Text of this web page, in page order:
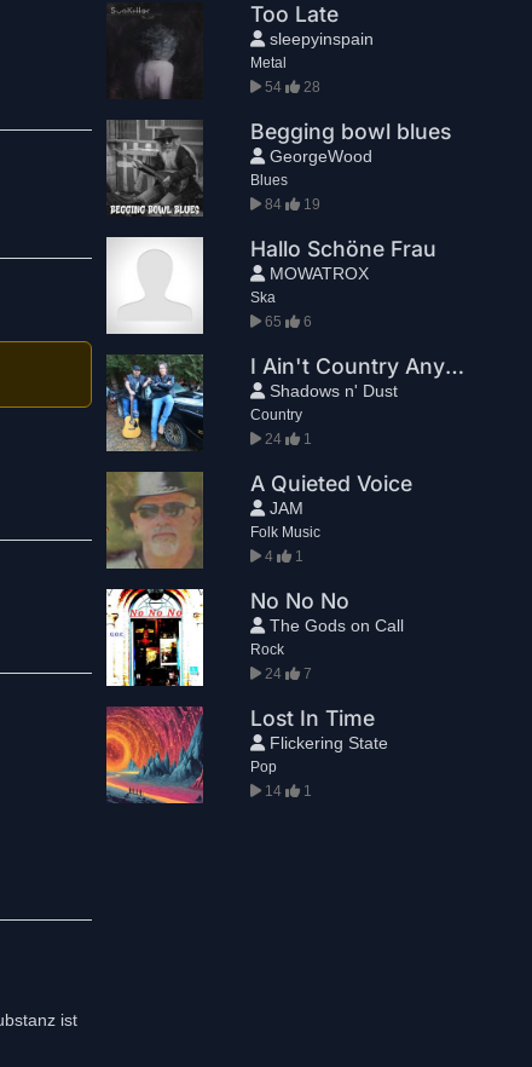
ist
Too Late
sleepyinspain
Metal
54
28
Begging bowl blues
GeorgeWood
Blues
84
19
Hallo Schöne Frau
MOWATROX
Ska
65
6
I Ain't Country Anymore
Shadows n' Dust
Country
24
1
A Quieted Voice
JAM
Folk Music
4
1
No No No
The Gods on Call
Rock
24
7
Lost In Time
Flickering State
Pop
14
1